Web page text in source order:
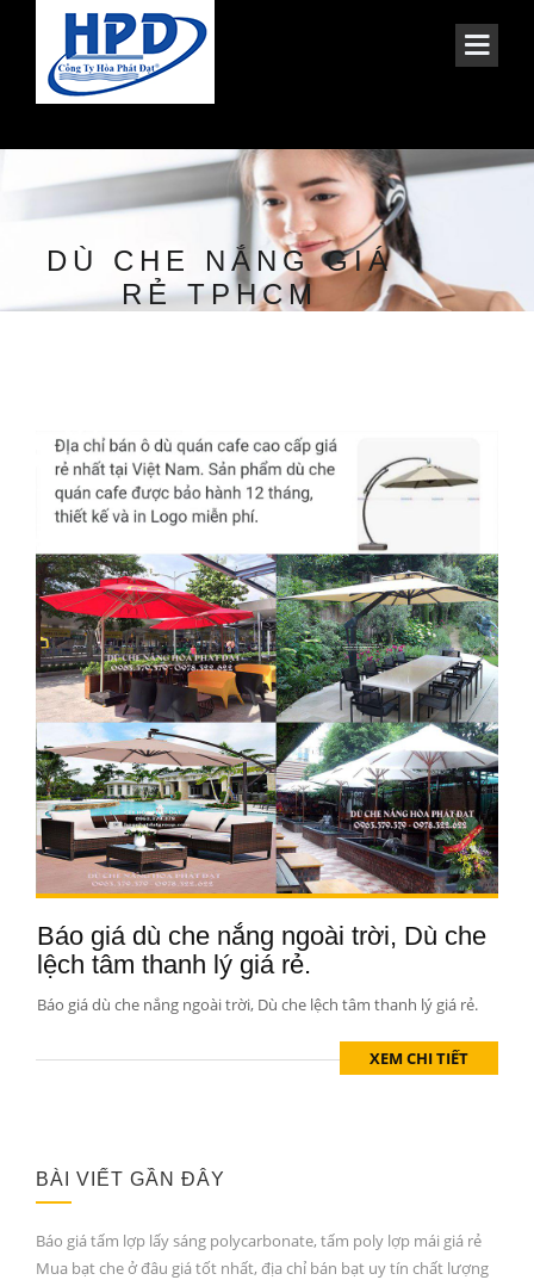
DÙ CHE NẮNG GIÁ
RẺ TPHCM
Báo giá dù che nắng ngoài trời, Dù che
lệch tâm thanh lý giá rẻ.
Báo giá dù che nắng ngoài trời, Dù che lệch tâm thanh lý giá rẻ.
XEM CHI TIẾT
BÀI VIẾT GẦN ĐÂY
Báo giá tấm lợp lấy sáng polycarbonate, tấm poly lợp mái giá rẻ
Mua bạt che ở đâu giá tốt nhất, địa chỉ bán bạt uy tín chất lượng